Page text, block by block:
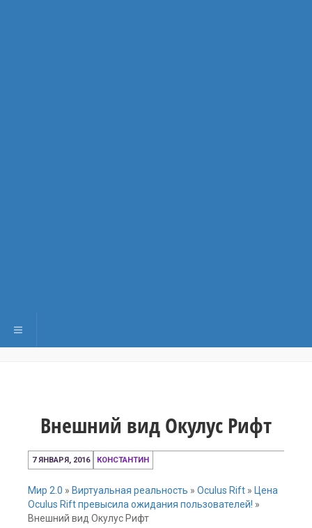
Переключить навигацию
Внешний вид Окулус Рифт
7 ЯНВАРЯ, 2016
29
февраля,
КОНСТАНТИН
Мир 2.0 » Виртуальная реальность » Oculus Rift » Цена
Oculus Rift превысила ожидания пользователей! »
Внешний вид Окулус Рифт